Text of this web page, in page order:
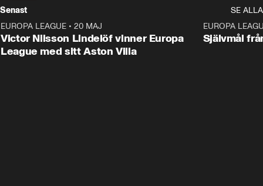
Senast
SE ALLA
EUROPA LEAGUE • 20 MAJ
Victor Nilsson Lindelöf vinner Europa
League med sitt Aston Villa
EUROPA
Självmål